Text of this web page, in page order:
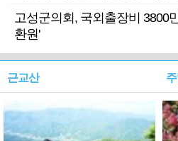
고성군의회, 국외출장비 3800
환원'
근교산